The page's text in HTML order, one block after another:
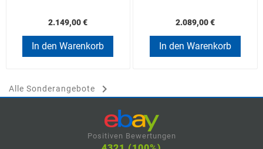
2.149,00 €
In den Warenkorb
2.089,00 €
In den Warenkorb
Alle Sonderangebote 
Positiven Bewertungen